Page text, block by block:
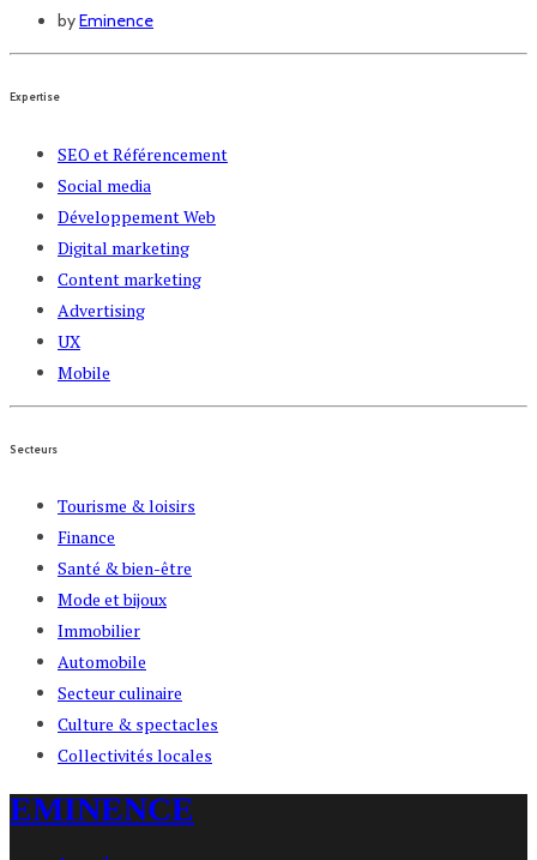
byEminence
Expertise
SEO et Référencement
Social media
Développement Web
Digital marketing
Content marketing
Advertising
UX
Mobile
Secteurs
Tourisme & loisirs
Finance
Santé & bien-être
Mode et bijoux
Immobilier
Automobile
Secteur culinaire
Culture & spectacles
Collectivités locales
EMINENCE